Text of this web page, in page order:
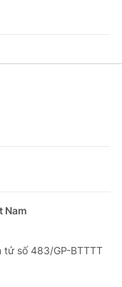
Nam
tử số 483/GP-BTTTT